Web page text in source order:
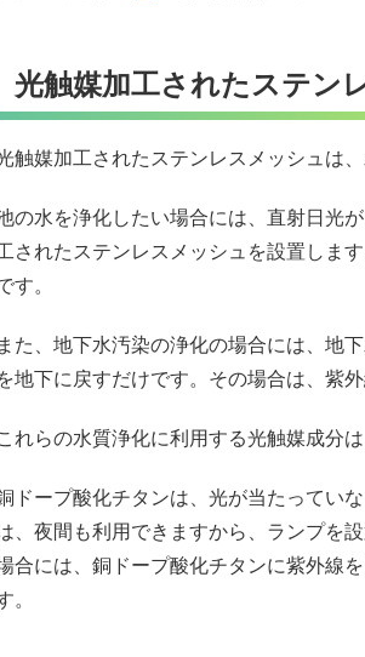
光触媒加工されたステン
触媒加工されたステンレスメッシュは
の水を浄化したい場合には、直射日光
されたステンレスメッシュを設置しま
す。
また、地下水汚染の浄化の場合には、地
地下に戻すだけです。その場合は、紫
れらの水質浄化に利用する光触媒成分
ドープ酸化チタンは、光が当たってい
、夜間も利用できますから、ランプを
合には、銅ドープ酸化チタンに紫外線
。